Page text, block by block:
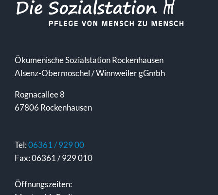
Ökumenische Sozialstation Rockenhausen
Alsenz-Obermoschel / Winnweiler gGmbh
Rognacallee 8
67806 Rockenhausen
Tel:06361 / 929 00
Fax: 06361 / 929 010
Öffnungszeiten: